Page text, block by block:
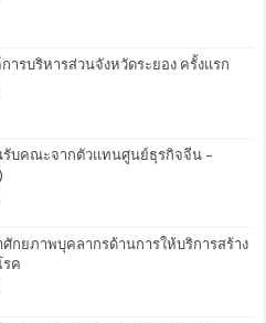
ารบริหารส่วนจังหวัดระยอง ครั้งแรก
รับคณะจากตัวแทนศูนย์ธุรกิจจีน –
กยภาพบุคลากรด้านการให้บริการสร้าง
ค